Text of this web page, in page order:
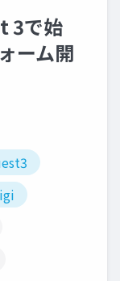
3で始
ーム開